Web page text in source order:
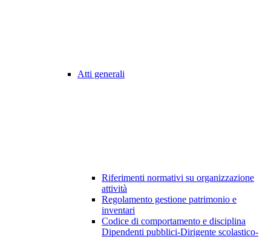
Atti generali
Riferimenti normativi su organizzazione
attività
Regolamento gestione patrimonio e
inventari
Codice di comportamento e disciplina
Dipendenti pubblici-Dirigente scolastico-